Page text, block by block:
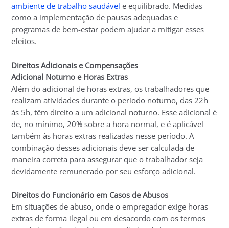
ambiente de trabalho saudável e equilibrado. Medidas
como a implementação de pausas adequadas e
programas de bem-estar podem ajudar a mitigar esses
efeitos.
Direitos Adicionais e Compensações
Adicional Noturno e Horas Extras
Além do adicional de horas extras, os trabalhadores que
realizam atividades durante o período noturno, das 22h
às 5h, têm direito a um adicional noturno. Esse adicional é
de, no mínimo, 20% sobre a hora normal, e é aplicável
também às horas extras realizadas nesse período. A
combinação desses adicionais deve ser calculada de
maneira correta para assegurar que o trabalhador seja
devidamente remunerado por seu esforço adicional.
Direitos do Funcionário em Casos de Abusos
Em situações de abuso, onde o empregador exige horas
extras de forma ilegal ou em desacordo com os termos